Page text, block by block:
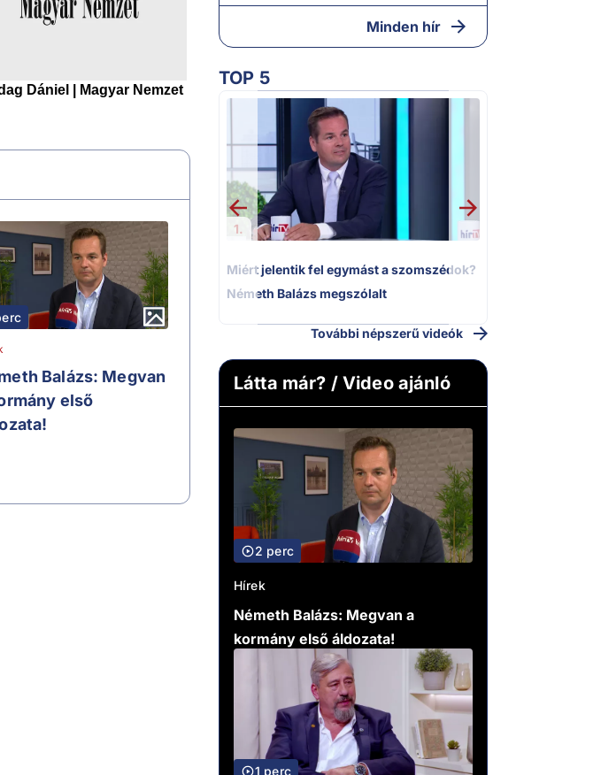
Balázs: Megvan
első
Minden hír
TOP 5
1.
Miért jelentik fel egymást a szomszédok?
Németh Balázs megszólalt
További népszerű videók
Látta már? / Video ajánló
2 perc
Hírek
Németh Balázs: Megvan a
kormány első áldozata!
1 perc